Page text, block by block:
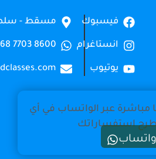
مسقط - سلطنة عمان
8600 7703 968+
contact@oudclasses.com
الواتساب في أي